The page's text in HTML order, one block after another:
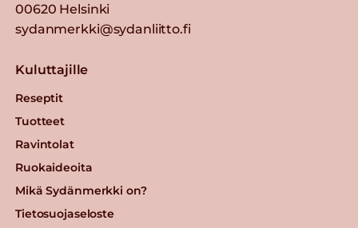
00620 Helsinki
sydanmerkki@sydanliitto.fi
Kuluttajille
Reseptit
Tuotteet
Ravintolat
Ruokaideoita
Mikä Sydänmerkki on?
Tietosuojaseloste